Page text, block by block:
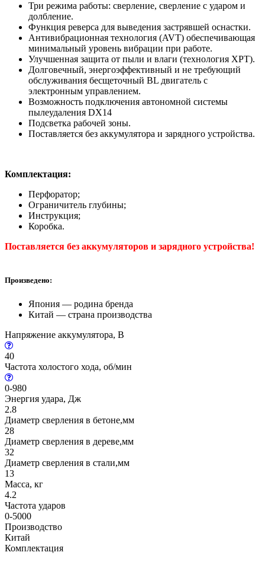
Три режима работы: сверление, сверление с ударом и
долбление.
Функция реверса для выведения застрявшей оснастки.
Антивибрационная технология (AVT) обеспечивающая
минимальный уровень вибрации при работе.
Улучшенная защита от пыли и влаги (технология XPT).
Долговечный, энергоэффективный и не требующий
обслуживания бесщеточный BL двигатель с
электронным управлением.
Возможность подключения автономной системы
пылеудаления DX14
Подсветка рабочей зоны.
Поставляется без аккумулятора и зарядного устройства.
Комплектация:
Перфоратор;
Ограничитель глубины;
Инструкция;
Коробка.
Поставляется без аккумуляторов и зарядного устройства!
Произведено:
Япония — родина бренда
Китай — страна производства
Напряжение аккумулятора, В
40
Частота холостого хода, об/мин
0-980
Энергия удара, Дж
2.8
Диаметр сверления в бетоне,мм
28
Диаметр сверления в дереве,мм
32
Диаметр сверления в стали,мм
13
Масса, кг
4.2
Частота ударов
0-5000
Производство
Китай
Комплектация